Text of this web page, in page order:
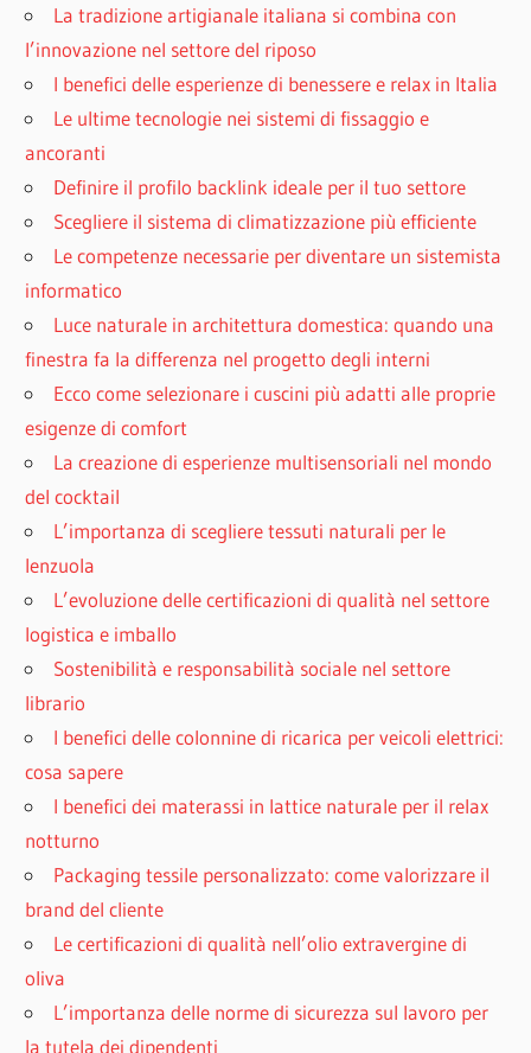
La tradizione artigianale italiana si combina con
l’innovazione nel settore del riposo
I benefici delle esperienze di benessere e relax in Italia
Le ultime tecnologie nei sistemi di fissaggio e
ancoranti
Definire il profilo backlink ideale per il tuo settore
Scegliere il sistema di climatizzazione più efficiente
Le competenze necessarie per diventare un sistemista
informatico
Luce naturale in architettura domestica: quando una
finestra fa la differenza nel progetto degli interni
Ecco come selezionare i cuscini più adatti alle proprie
esigenze di comfort
La creazione di esperienze multisensoriali nel mondo
del cocktail
L’importanza di scegliere tessuti naturali per le
lenzuola
L’evoluzione delle certificazioni di qualità nel settore
logistica e imballo
Sostenibilità e responsabilità sociale nel settore
librario
I benefici delle colonnine di ricarica per veicoli elettrici:
cosa sapere
I benefici dei materassi in lattice naturale per il relax
notturno
Packaging tessile personalizzato: come valorizzare il
brand del cliente
Le certificazioni di qualità nell’olio extravergine di
oliva
L’importanza delle norme di sicurezza sul lavoro per
la tutela dei dipendenti